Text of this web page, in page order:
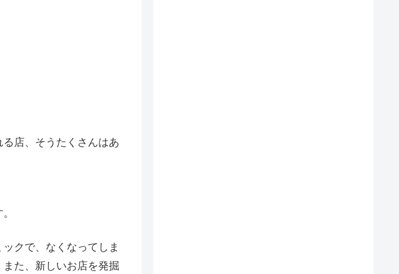
店、そうたくさんはあ
クで、なくなってしま
た、新しいお店を発掘